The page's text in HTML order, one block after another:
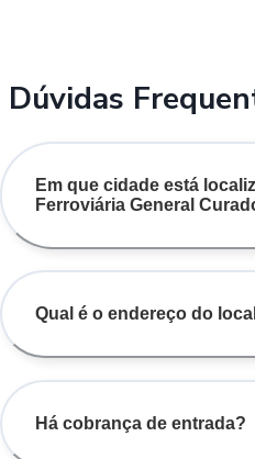
Dúvidas
Em que cidade está
Ferroviária General
Qual é o endereço do
Há cobrança de entrada?